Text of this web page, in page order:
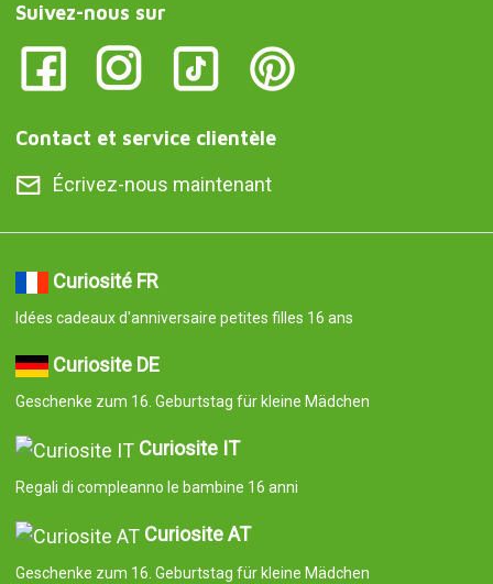
Suivez-nous sur
Contact et service clientèle
Écrivez-nous maintenant
Curiosité FR
Idées cadeaux d'anniversaire petites filles 16 ans
Curiosite DE
Geschenke zum 16. Geburtstag für kleine Mädchen
Curiosite IT
Regali di compleanno le bambine 16 anni
Curiosite AT
Geschenke zum 16. Geburtstag für kleine Mädchen